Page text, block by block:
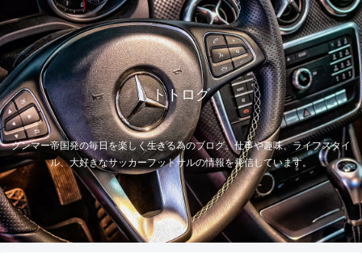
トトログ
グンマー帝国発の毎日を楽しく生きる為のブログ。仕事や趣味、ライフスタイ
ル、大好きなサッカーフットサルの情報を発信しています。